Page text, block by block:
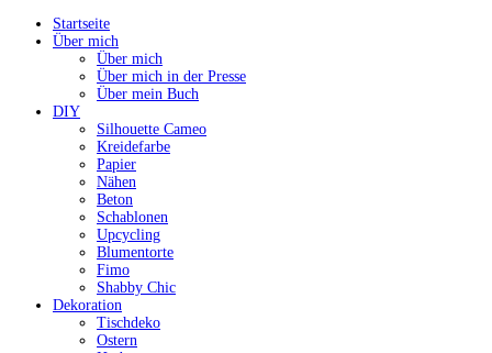
Startseite
Über mich
Über mich
Über mich in der Presse
Über mein Buch
DIY
Silhouette Cameo
Kreidefarbe
Papier
Nähen
Beton
Schablonen
Upcycling
Blumentorte
Fimo
Shabby Chic
Dekoration
Tischdeko
Ostern